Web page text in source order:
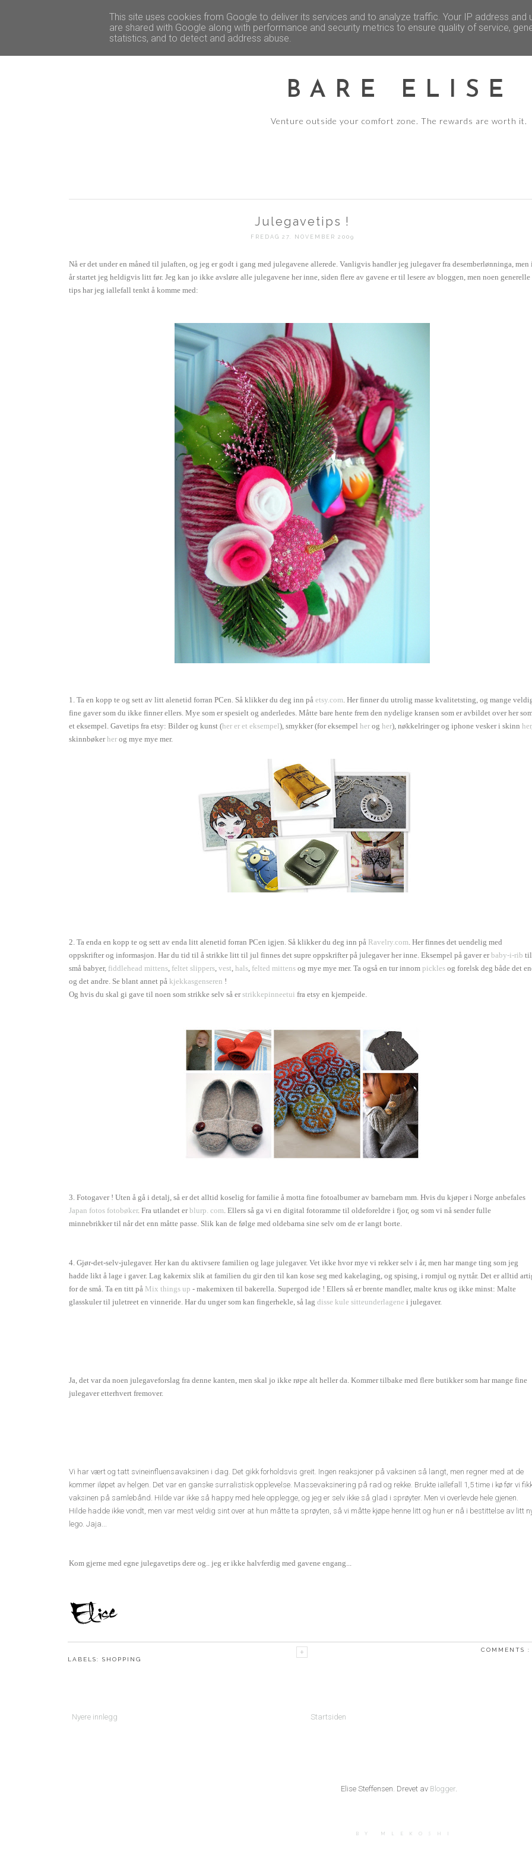
BARE ELISE
Venture outside your comfort zone. The rewards are worth it.
START INTERIØR REISE - ERFARINGER OG TIPS FEST
Julegavetips !
FREDAG 27. NOVEMBER 2009
Nå er det under en måned til julaften, og jeg er godt i gang med julegavene allerede. Vanligvis handler jeg julegaver fra desemberlønninga, men
år startet jeg heldigvis litt før. Jeg kan jo ikke avsløre alle julegavene her inne, siden flere av gavene er til lesere av bloggen, men noen generelle
tips har jeg iallefall tenkt å komme med:
1. Ta en kopp te og sett av litt alenetid forran PCen. Så klikker du deg inn på etsy.com. Her finner du utrolig masse kvalitetsting, og mange
fine gaver som du ikke finner ellers. Mye som er spesielt og anderledes. Måtte bare hente frem den nydelige kransen som er avbildet over her
et eksempel. Gavetips fra etsy: Bilder og kunst (her er et eksempel), smykker (for eksempel her og her), nøkkelringer og iphone vesker i skinn her
skinnbøkerher og mye mye mer.
2. Ta enda en kopp te og sett av enda litt alenetid forran PCen igjen. Så klikker du deg inn på Ravelry.com. Her finnes det uendelig med
oppskrifter og informasjon. Har du tid til å strikke litt til jul finnes det supre oppskrifter på julegaver her inne. Eksempel på gaver erbaby-i-rib til
små babyer, fiddlehead mittens, feltet slippers, vest, hals, felted mittens og mye mye mer. Ta også en tur innom pickles og forelsk deg både det
og det andre. Se blant annet på kjekkasgenseren !
Og hvis du skal gi gave til noen som strikke selv så erstrikkepinneetui fra etsy en kjempeide.
3. Fotogaver ! Uten å gå i detalj, så er det alltid koselig for familie å motta fine fotoalbumer av barnebarn mm. Hvis du kjøper i Norge anbefales
Japan fotos fotobøker. Fra utlandet erblurp. com. Ellers så ga vi en digital fotoramme til oldeforeldre i fjor, og som vi nå sender fulle
minnebrikker til når det enn måtte passe. Slik kan de følge med oldebarna sine selv om de er langt borte.
4. Gjør-det-selv-julegaver. Her kan du aktivsere familien og lage julegaver. Vet ikke hvor mye vi rekker selv i år, men har mange ting som jeg
hadde likt å lage i gaver. Lag kakemix slik at familien du gir den til kan kose seg med kakelaging, og spising, i romjul og nyttår. Det er alltid
for de små. Ta en titt på Mix things up - makemixen til bakerella. Supergod ide ! Ellers så er brente mandler, malte krus og ikke minst: Malte
glasskuler til juletreet en vinneride. Har du unger som kan fingerhekle, så lag disse kule sitteunderlagene i julegaver.
Ja, det var da noen julegaveforslag fra denne kanten, men skal jo ikke røpe alt heller da. Kommer tilbake med flere butikker som har mange fine
julegaver etterhvert fremover.
Vi har vært og tatt svineinfluensavaksinen i dag. Det gikk forholdsvis greit. Ingen reaksjoner på vaksinen så langt, men regner med at de
kommer iløpet av helgen. Det var en ganske surralistisk opplevelse. Massevaksinering på rad og rekke. Brukte iallefall 1,5 time i kø før vi
vaksinen på samlebånd. Hilde var ikke så happy med hele opplegge, og jeg er selv ikke så glad i sprøyter. Men vi overlevde hele gjenen.
Hilde hadde ikke vondt, men var mest veldig sint over at hun måtte ta sprøyten, så vi måtte kjøpe henne litt og hun er nå i bestittelse av litt
lego. Jaja...
Kom gjerne med egne julegavetips dere og.. jeg er ikke halvferdig med gavene engang...
COMMENTS
LABELS: SHOPPING
Nyere innlegg Startsiden
Elise Steffensen. Drevet av Blogger.
BY MLEKOSHI
This site uses cookies from Google to deliver its services and to analyze traffic. Your IP address and
are shared with Google along with performance and security metrics to ensure quality of service,
statistics, and to detect and address abuse.